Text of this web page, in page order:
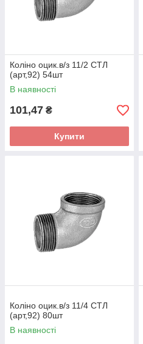
Коліно оцик.в/з 11/2 СТЛ
(арт,92) 54шт
В наявності
101,47 ₴
Купити
Коліно оцик.в/з 11/4 СТЛ
(арт,92) 80шт
В наявності